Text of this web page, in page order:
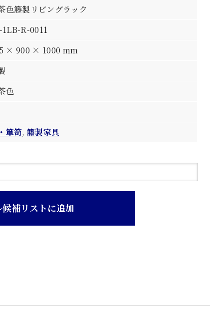
色籐製リビングラック
1LB-R-0011
× 900 × 1000 mm
色
箪笥,籐製家具
候補リストに追加